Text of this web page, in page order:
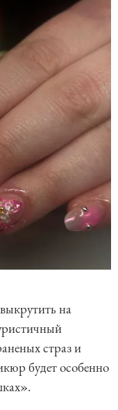
на
страз и
будет особенно